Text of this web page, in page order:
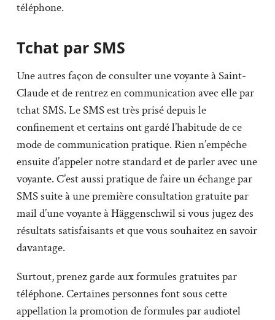
téléphone.
Tchat par SMS
Une autres façon de consulter une voyante à Saint-
Claude et de rentrez en communication avec elle par
tchat SMS. Le SMS est très prisé depuis le
confinement et certains ont gardé l’habitude de ce
mode de communication pratique. Rien n’empêche
ensuite d’appeler notre standard et de parler avec une
voyante. C’est aussi pratique de faire un échange par
SMS suite à une première consultation gratuite par
mail d’une voyante à Häggenschwil si vous jugez des
résultats satisfaisants et que vous souhaitez en savoir
davantage.
Surtout, prenez garde aux formules gratuites par
téléphone. Certaines personnes font sous cette
appellation la promotion de formules par audiotel